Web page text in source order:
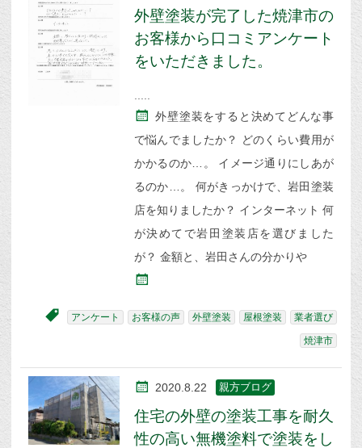
外壁塗装が完了した焼津市の
お客様から口コミアンケート
をいただきました。
外壁塗装をすると決めてどんな事
で悩んでましたか？ どのくらい費用が
かかるのか…。 イメージ通りにしあが
るのか…。 何がきっかけで、岩田塗装
店を知りましたか？ インターネット 何
が決めてで岩田塗装店を選びました
が？ 金額と、岩田さんの分かりや
アンケート お客様の声 外壁塗装 屋根塗装 業者選び
焼津市
2020.8.22 親方ブログ
住宅の外壁の塗装工事を耐久
性の高い無機塗料で塗装をし